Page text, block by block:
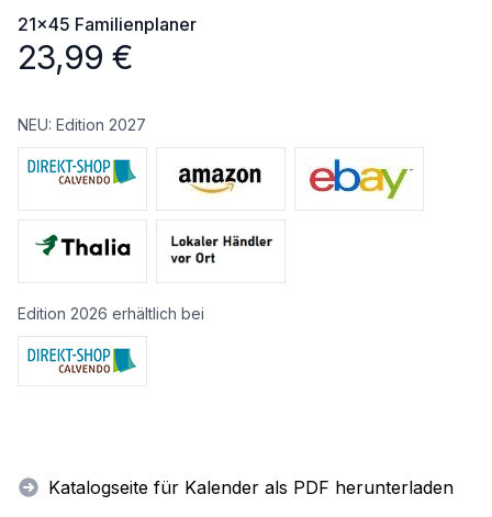
21x45 Familienplaner
23,99 €
NEU: Edition 2027
Edition 2026 erhältlich bei
Katalogseite für Kalender als PDF herunterladen